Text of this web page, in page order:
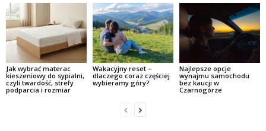
Jak wybrać materac
kieszeniowy do sypialni,
czyli twardość, strefy
podparcia i rozmiar
Wakacyjny reset –
dlaczego coraz częściej
wybieramy góry?
Najlepsze opcje
wynajmu samochodu
bez kaucji w
Czarnogórze